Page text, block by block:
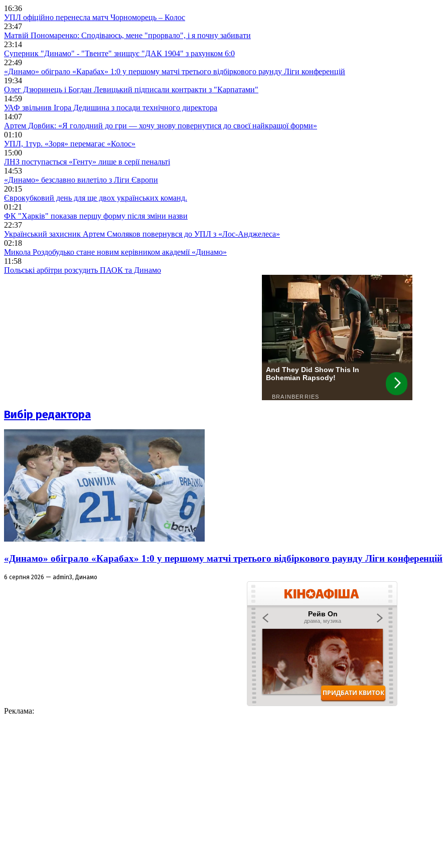
16:36
УПЛ офіційно перенесла матч Чорноморець – Колос
23:47
Матвій Пономаренко: Сподіваюсь, мене "прорвало", і я почну забивати
23:14
Суперник "Динамо" - "Твенте" знищує "ДАК 1904" з рахунком 6:0
22:49
«Динамо» обіграло «Карабах» 1:0 у першому матчі третього відбіркового раунду Ліги конференцій
19:34
Олег Дзюринець і Богдан Левицький підписали контракти з "Карпатами"
14:59
УАФ звільнив Ігора Дедишина з посади технічного директора
14:07
Артем Довбик: «Я голодний до гри — хочу знову повернутися до своєї найкращої форми»
01:10
УПЛ, 1тур. «Зоря» перемагає «Колос»
15:00
ЛНЗ поступається «Генту» лише в серії пенальті
14:53
«Динамо» безславно вилетіло з Ліги Європи
20:15
Єврокубковий день для ще двох українських команд.
01:21
ФК "Харків" показав першу форму після зміни назви
22:37
Український захисник Артем Смоляков повернувся до УПЛ з «Лос-Анджелеса»
02:18
Микола Роздобудько стане новим керівником академії «Динамо»
11:58
Польські арбітри розсудить ПАОК та Динамо
Вибір редактора
«Динамо» обіграло «Карабах» 1:0 у першому матчі третього відбіркового раунду Ліги конференцій
6 серпня 2026 — admin3, Динамо
Реклама: